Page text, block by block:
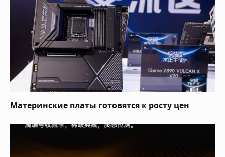
Материнские платы готовятся к росту цен